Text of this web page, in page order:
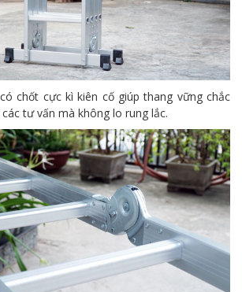
chốt cực kì kiên cố giúp thang vững chắc
tư vấn mà không lo rung lắc.